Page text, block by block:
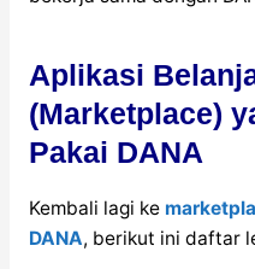
Aplikasi
(Marketplace)
Pakai DANA
Kembali lagi ke
DANA, berikut ini daftar